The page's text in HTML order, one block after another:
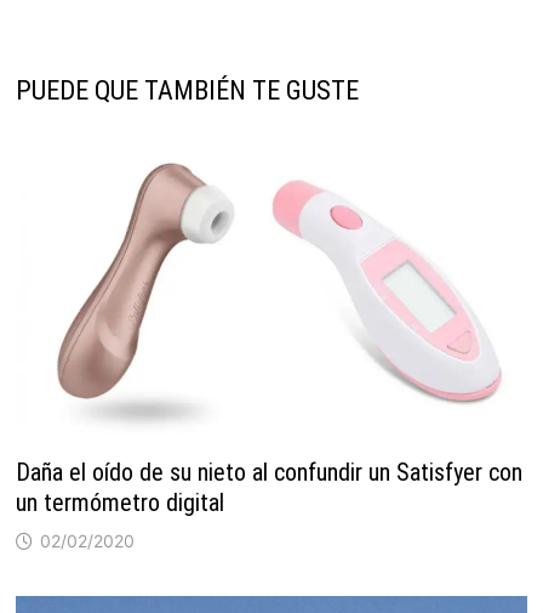
PUEDE QUE TAMBIÉN TE GUSTE
Daña el oído de su nieto al confundir un Satisfyer con
un termómetro digital
02/02/2020